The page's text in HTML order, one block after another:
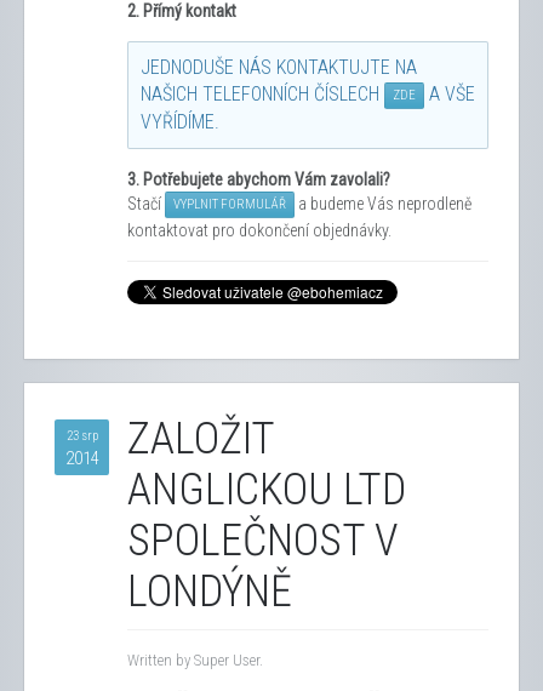
2. Přímý kontakt
JEDNODUŠE NÁS KONTAKTUJTE NA
NAŠICH TELEFONNÍCH ČÍSLECH
ZDE
A VŠE
VYŘÍDÍME.
3. Potřebujete abychom Vám zavolali?
Stačí
VYPLNIT FORMULÁŘ
a budeme Vás neprodleně
kontaktovat pro dokončení objednávky.
23 srp
2014
ZALOŽIT
ANGLICKOU LTD
SPOLEČNOST V
LONDÝNĚ
Written by Super User.